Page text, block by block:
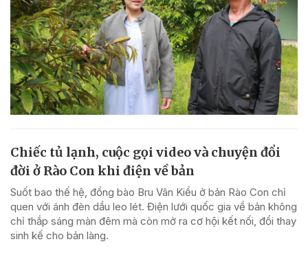
Chiếc tủ lạnh, cuộc gọi video và chuyện đổi
đời ở Rào Con khi điện về bản
Suốt bao thế hệ, đồng bào Bru Vân Kiều ở bản Rào Con chỉ
quen với ánh đèn dầu leo lét. Điện lưới quốc gia về bản không
chỉ thắp sáng màn đêm mà còn mở ra cơ hội kết nối, đổi thay
sinh kế cho bản làng.